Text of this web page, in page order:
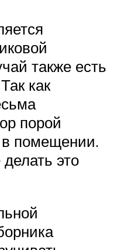
также есть
как
порой
в помещении.
это